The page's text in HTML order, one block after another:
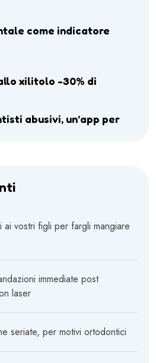
come indicatore
xilitolo -30% di
abusivi, un’app per
vostri figli per fargli mangiare
immediate post
laser
seriate, per motivi ortodontici